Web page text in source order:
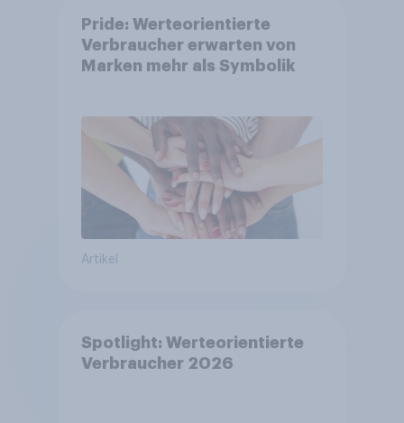
Pride: Werteorientierte
Verbraucher erwarten von
Marken mehr als Symbolik
Artikel
Spotlight: Werteorientierte
Verbraucher 2026